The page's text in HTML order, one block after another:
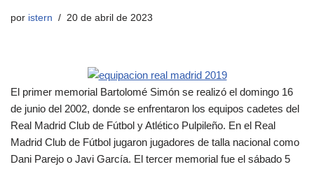
por istern 20 de abril de 2023
El primer memorial Bartolomé Simón se realizó el domingo 16
de junio del 2002, donde se enfrentaron los equipos cadetes del
Real Madrid Club de Fútbol y Atlético Pulpileño. En el Real
Madrid Club de Fútbol jugaron jugadores de talla nacional como
Dani Parejo o Javi García. El tercer memorial fue el sábado 5